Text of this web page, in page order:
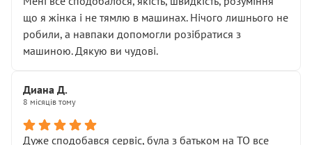
що я жінка і не тямлю в машинах. Нічого лишнього не
робили, а навпаки допомогли розібратися з
машиною. Дякую ви чудові.
Диана Д.
8 місяців тому
Дуже сподобався сервіс, була з батьком на ТО все